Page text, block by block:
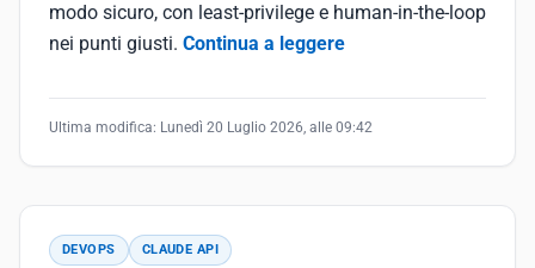
modo sicuro, con least-privilege e human-in-the-loop
nei punti giusti. Continua a leggere
Ultima modifica: Lunedì 20 Luglio 2026, alle 09:42
DEVOPS CLAUDE API